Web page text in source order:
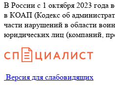
В России с 1 октября 2023 года
в КОАП (Кодекс об
части нарушений в области
юридических лиц (компаний,
Версия для слабовидящих